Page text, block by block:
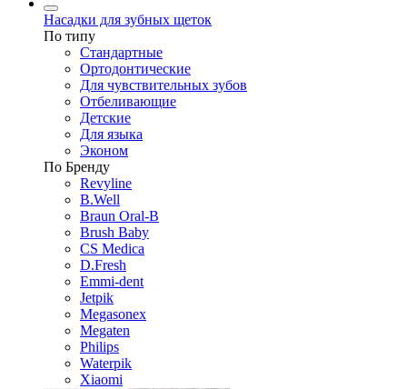
Насадки для зубных щеток
По типу
Стандартные
Ортодонтические
Для чувствительных зубов
Отбеливающие
Детские
Для языка
Эконом
По Бренду
Revyline
B.Well
Braun Oral-B
Brush Baby
CS Medica
D.Fresh
Emmi-dent
Jetpik
Megasonex
Megaten
Philips
Waterpik
Xiaomi